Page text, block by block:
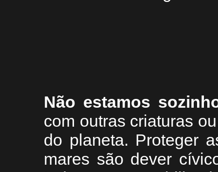
Não estamos
com outras criaturas
do planeta. Proteger
mares são dever